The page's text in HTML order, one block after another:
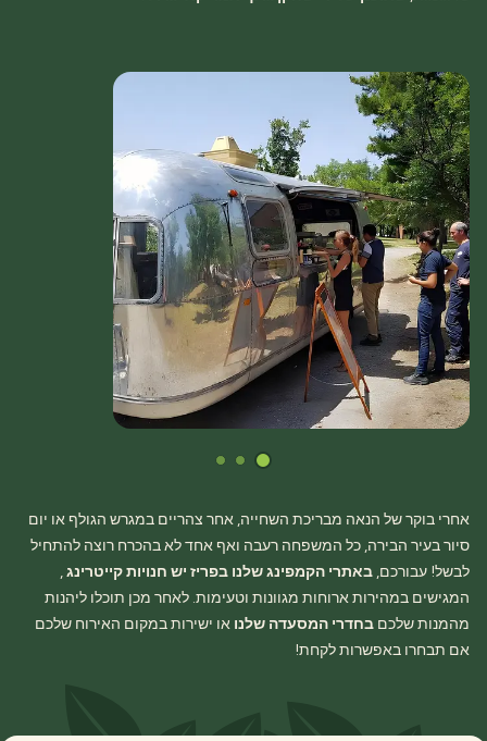
אחרי בוקר של הנאה מבריכת השחייה, אחר צהריים במגרש הגולף או יום
סיור בעיר הבירה, כל המשפחה רעבה ואף אחד לא בהכרח רוצה להתחיל
לבשל! עבורכם, באתרי הקמפינג שלנו בפריז יש חנויות קייטרינג,
המגישים במהירות ארוחות מגוונות וטעימות. לאחר מכן תוכלו ליהנות
מהמנות שלכם בחדרי המסעדה שלנו או ישירות במקום האירוח שלכם
אם תבחרו באפשרות לקחת!